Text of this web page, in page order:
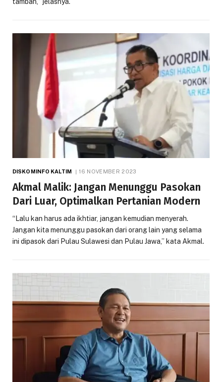
DISKOMINFO KALTIM 16 NOVEMBER 2023
Akmal Malik: Jangan Menunggu Pasokan
Dari Luar, Optimalkan Pertanian Modern
“Lalu kan harus ada ikhtiar, jangan kemudian menyerah.
Jangan kita menunggu pasokan dari orang lain yang selama
ini dipasok dari Pulau Sulawesi dan Pulau Jawa,” kata Akmal.